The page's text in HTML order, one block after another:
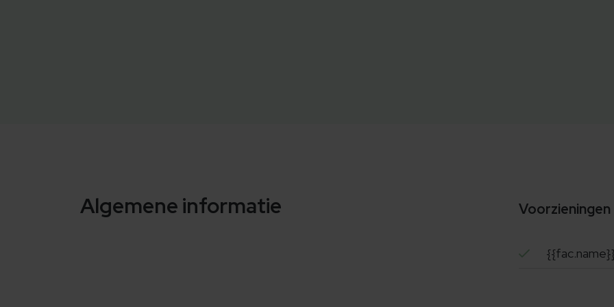
Algemene informatie Voorzieningen